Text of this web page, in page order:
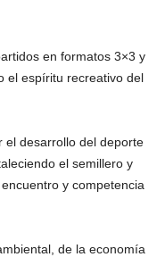
en formatos 3×3 y
el espíritu recreativo del
el desarrollo del deporte
el semillero y
y competencia
de la economía